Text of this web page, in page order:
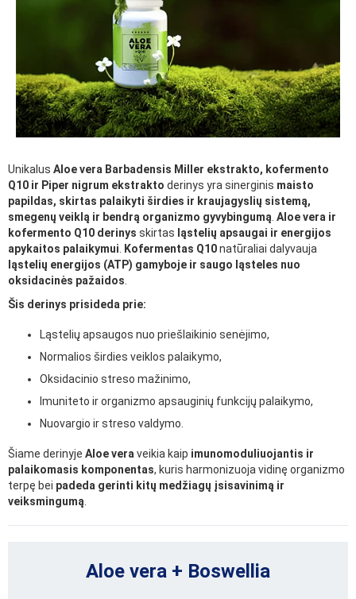
Unikalus Aloe vera Barbadensis Miller ekstrakto, kofermento
Q10 ir Piper nigrum ekstrakto derinys yra sinerginis maisto
papildas, skirtas palaikyti širdies ir kraujagyslių sistemą,
smegenų veiklą ir bendrą organizmo gyvybingumą Aloe vera ir
kofermento Q10 derinys skirtas ląstelių apsaugai ir energijos
apykaitos palaikymui
Kofermentas Q10natūraliai dalyvauja
ląstelių energijos (ATP) gamyboje ir saugo ląsteles nuo
oksidacinės pažaidos
Šis derinys prisideda prie:
Ląstelių apsaugos nuo priešlaikinio senėjimo,
Normalios širdies veiklos palaikymo,
Oksidacinio streso mažinimo,
Imuniteto ir organizmo apsauginių funkcijų palaikymo,
Nuovargio ir streso valdymo.
Šiame derinyje Aloe vera veikia kaip imunomoduliuojantis ir
palaikomasis komponentas, kuris harmonizuoja vidinę organizmo
terpę bei padeda gerinti kitų medžiagų įsisavinimą ir
veiksmingumą
Aloe vera + Boswellia